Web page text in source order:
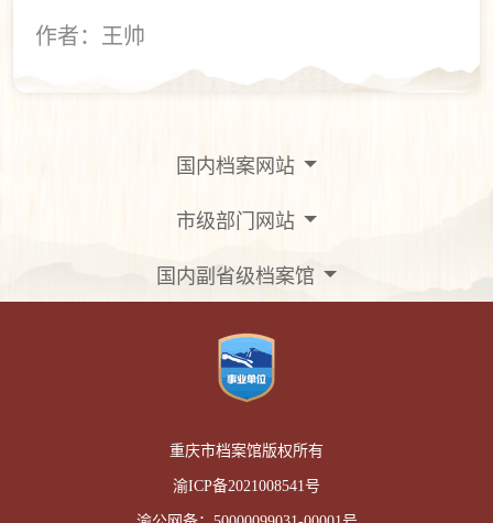
作者：王帅
国内档案网站
市级部门网站
国内副省级档案馆
重庆市档案馆版权所有
渝ICP备2021008541号